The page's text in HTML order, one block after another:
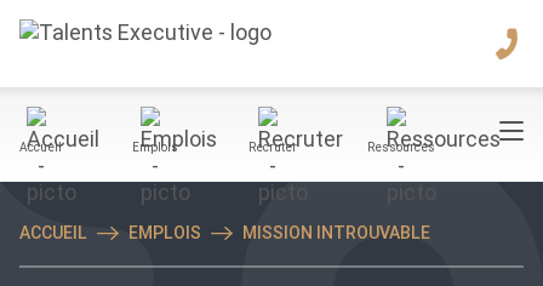
Accueil Emplois Recruter Ressources
ACCUEIL EMPLOIS MISSION INTROUVABLE